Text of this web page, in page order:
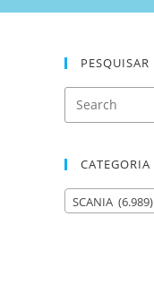
PESQUISAR
CATEGORIA
SCANIA (6.989)